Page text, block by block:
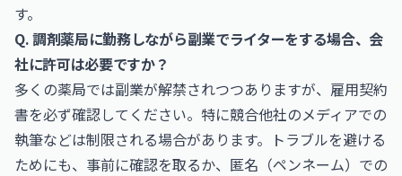
す。
Q. 調剤薬局に勤務しながら副業でライターをする場合、会
社に許可は必要ですか？
多くの薬局では副業が解禁されつつありますが、雇用契約
書を必ず確認してください。特に競合他社のメディアでの
執筆などは制限される場合があります。トラブルを避ける
ためにも、事前に確認を取るか、匿名（ペンネーム）での